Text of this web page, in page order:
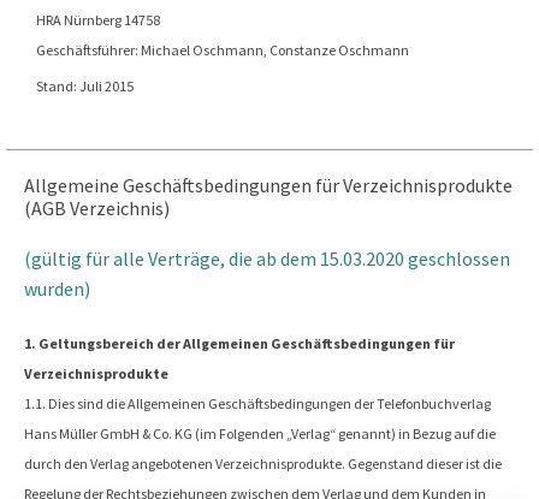
HRA Nürnberg 14758
Geschäftsführer: Michael Oschmann, Constanze Oschmann
Stand: Juli 2015
Allgemeine Geschäftsbedingungen für Verzeichnisprodukte
(AGB Verzeichnis)
(gültig für alle Verträge, die ab dem 15.03.2020 geschlossen
wurden)
1. Geltungsbereich der Allgemeinen Geschäftsbedingungen für
Verzeichnisprodukte
1.1. Dies sind die Allgemeinen Geschäftsbedingungen der Telefonbuchverlag
Hans Müller GmbH & Co. KG (im Folgenden „Verlag“ genannt) in Bezug auf die
durch den Verlag angebotenen Verzeichnisprodukte. Gegenstand dieser ist die
Regelung der Rechtsbeziehungen zwischen dem Verlag und dem Kunden in